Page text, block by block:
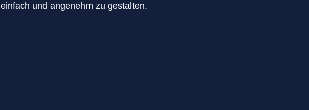
einfach und angenehm zu gestalten.